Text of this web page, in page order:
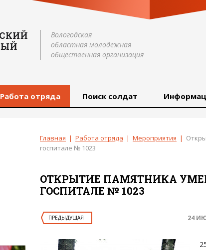
Вологодская
областная молодежная
общественная организация
Работа отряда Поиск солдат
Главная | Работа отряда | Мероприятия |
госпитале № 1023
ОТКРЫТИЕ ПАМЯТНИКА
ГОСПИТАЛЕ № 1023
ПРЕДЫДУЩАЯ 24